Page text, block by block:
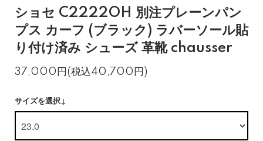
ショセ C2222OH 別注プレーンパン
プス カーフ (ブラック) ラバーソール貼
り付け済み シューズ 革靴 chausser
37,000円(税込40,700円)
サイズを選択↓